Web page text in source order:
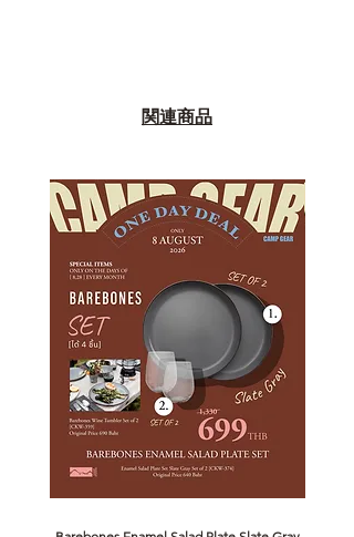
関連商品